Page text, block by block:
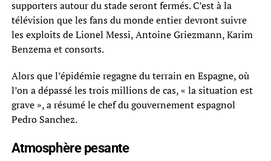
supporters autour du stade seront fermés. C’est à la
télévision que les fans du monde entier devront suivre
les exploits de Lionel Messi, Antoine Griezmann, Karim
Benzema et consorts.
Alors que l’épidémie regagne du terrain en Espagne, où
l’on a dépassé les trois millions de cas, « la situation est
grave », a résumé le chef du gouvernement espagnol
Pedro Sanchez.
Atmosphère pesante